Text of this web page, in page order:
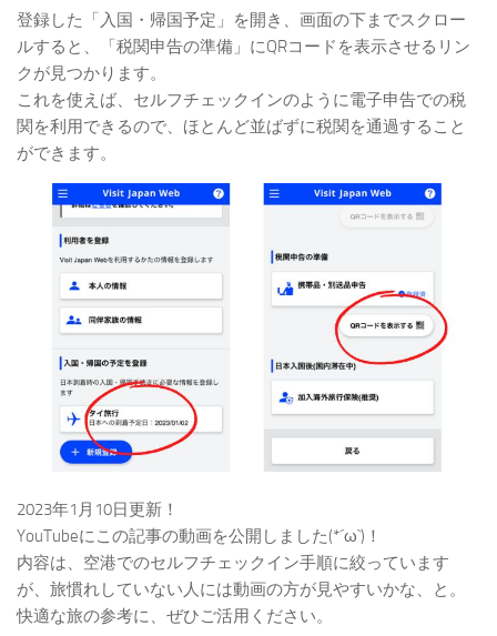
登録した「入国・帰国予定」を開き、画面の下までスクロー
ルすると、「税関申告の準備」にQRコードを表示させるリン
クが見つかります。
これを使えば、セルフチェックインのように電子申告での税
関を利用できるので、ほとんど並ばずに税関を通過すること
ができます。
2023年1月10日更新！
YouTubeにこの記事の動画を公開しました(*´ω`)！
内容は、空港でのセルフチェックイン手順に絞っています
が、旅慣れしていない人には動画の方が見やすいかな、と。
快適な旅の参考に、ぜひご活用ください。